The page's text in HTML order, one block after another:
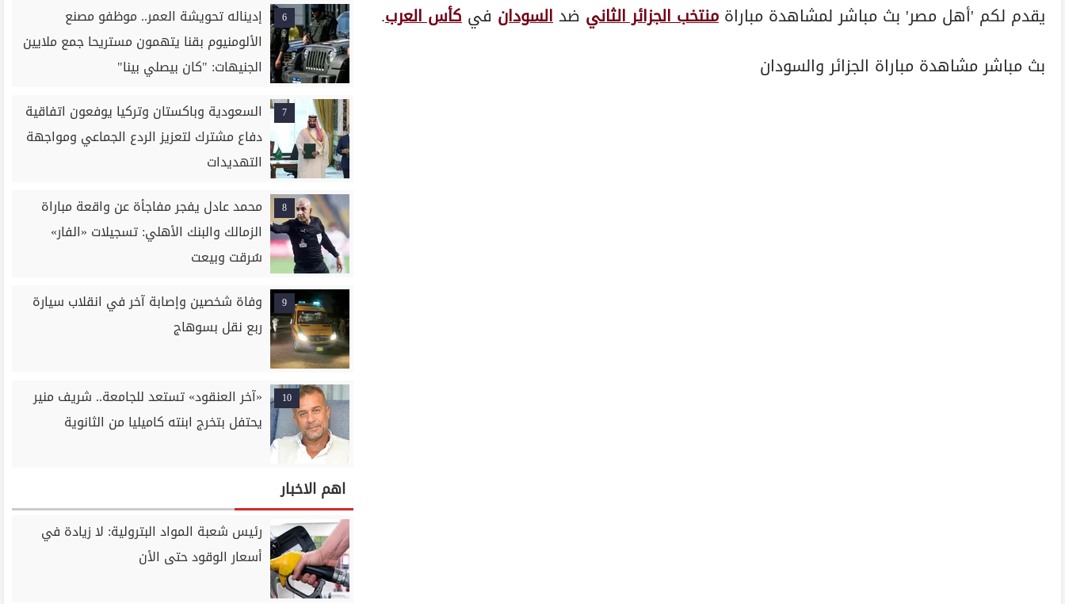
يقدم لكم 'أهل مصر' بث مباشر لمشاهدة مباراة منتخب الجزائر الثاني ضد السودان في كأس العرب.
بث مباشر مشاهدة مباراة الجزائر والسودان
6
إديناله تحويشة العمر.. موظفو مصنع
الألومنيوم بقنا يتهمون مستريحا جمع ملايين
الجنيهات: "كان بيصلي بينا"
7
السعودية وباكستان وتركيا يوفعون اتفاقية
دفاع مشترك لتعزيز الردع الجماعي ومواجهة
التهديدات
8
محمد عادل يفجر مفاجأة عن واقعة مباراة
الزمالك والبنك الأهلي: تسجيلات «الفار»
سُرقت وبيعت
9
وفاة شخصين وإصابة آخر في انقلاب سيارة
ربع نقل بسوهاج
10
«آخر العنقود» تستعد للجامعة.. شريف منير
يحتفل بتخرج ابنته كاميليا من الثانوية
اهم الاخبار
رئيس شعبة المواد البترولية: لا زيادة في
أسعار الوقود حتى الأن